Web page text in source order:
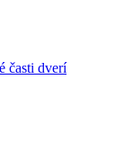
časti dverí